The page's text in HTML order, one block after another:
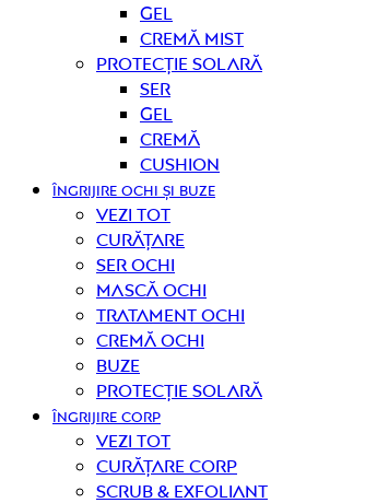
Gel
Cremă mist
Protecție solară
Ser
Gel
Cremă
Cushion
ÎNGRIJIRE OCHI ȘI BUZE
Vezi tot
curățare
Ser ochi
Mască ochi
Tratament ochi
Cremă ochi
Buze
Protecție solară
ÎNGRIJIRE CORP
Vezi tot
curățare corp
Scrub & exfoliant